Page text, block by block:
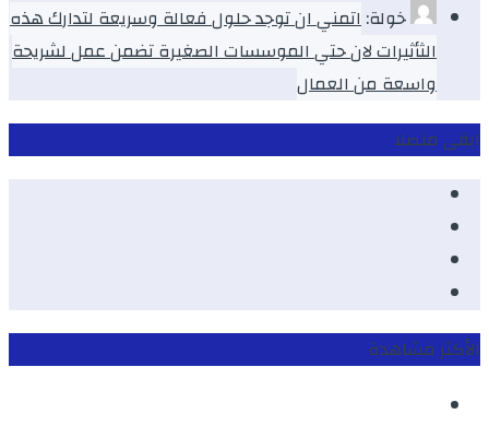
خولة:اتمني ان توجد حلول فعالة وسريعة لتدارك هذه
الثأثيرات لان حتي الموسسات الصغيرة تضمن عمل لشريحة
واسعة من العمال
ابقى متصلا
الأكثر مشاهدة